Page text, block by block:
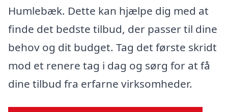
Humlebæk. Dette kan hjælpe dig med at
finde det bedste tilbud, der passer til dine
behov og dit budget. Tag det første skridt
mod et renere tag i dag og sørg for at få
dine tilbud fra erfarne virksomheder.